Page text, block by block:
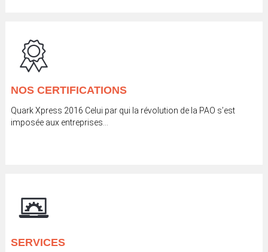
NOS CERTIFICATIONS
Quark Xpress 2016 Celui par qui la révolution de la PAO s’est
imposée aux entreprises...
SERVICES